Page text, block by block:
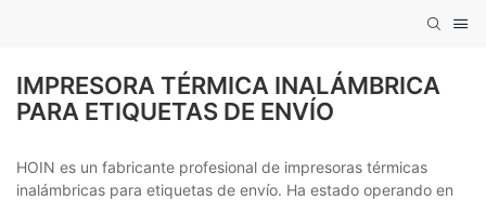
IMPRESORA TÉRMICA INALÁMBRICA
PARA ETIQUETAS DE ENVÍO
HOIN es un fabricante profesional de impresoras térmicas
inalámbricas para etiquetas de envío. Ha estado operando en